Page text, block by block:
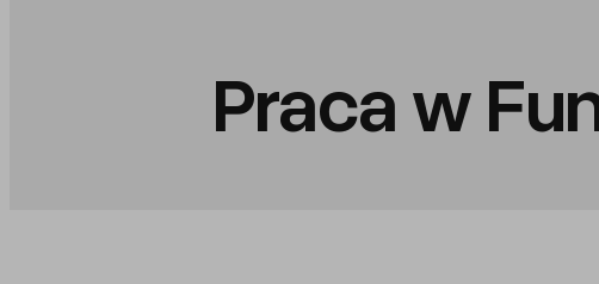
Praca w